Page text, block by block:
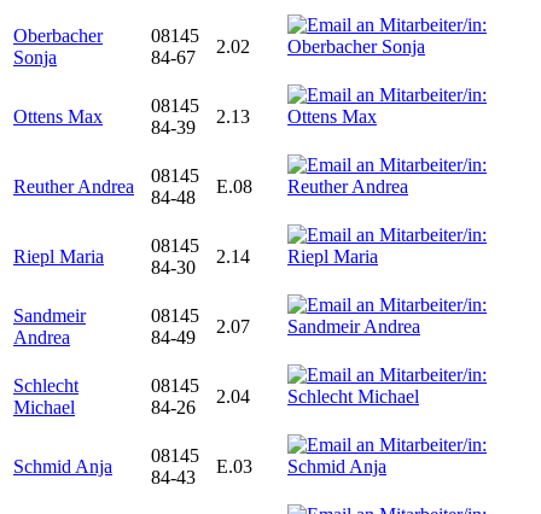
Oberbacher
Sonja
08145
84-67
2.02
Ottens Max
08145
84-39
2.13
Reuther Andrea
08145
84-48
E.08
Riepl Maria
08145
84-30
2.14
Sandmeir
Andrea
08145
84-49
2.07
Schlecht
Michael
08145
84-26
2.04
Schmid Anja
08145
84-43
E.03